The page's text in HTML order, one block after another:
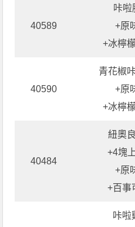
40589
咔啦
+原
+冰檸
40590
青花椒
+原
+冰檸
40484
紐奧
+4塊
+原
+百事
咔啦